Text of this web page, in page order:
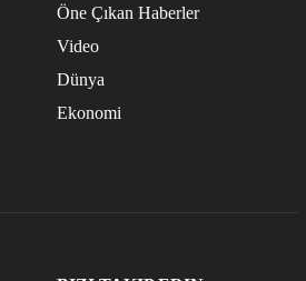
Öne Çıkan Haberler
Video
Dünya
Ekonomi